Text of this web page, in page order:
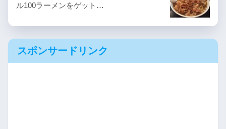
ル100ラーメンをゲット…
スポンサードリンク